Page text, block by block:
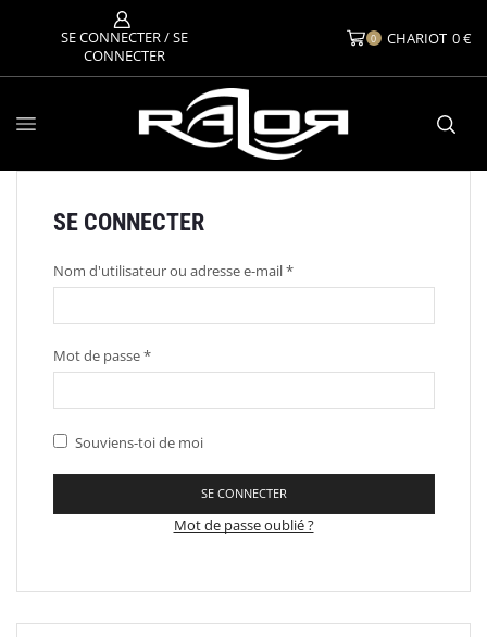
SE CONNECTER / SE
CONNECTER
0 CHARIOT 0€
SE CONNECTER
Nom d'utilisateur ou adresse e-mail*
Mot de passe*
Souviens-toi de moi
SE CONNECTER
Mot de passe oublié ?